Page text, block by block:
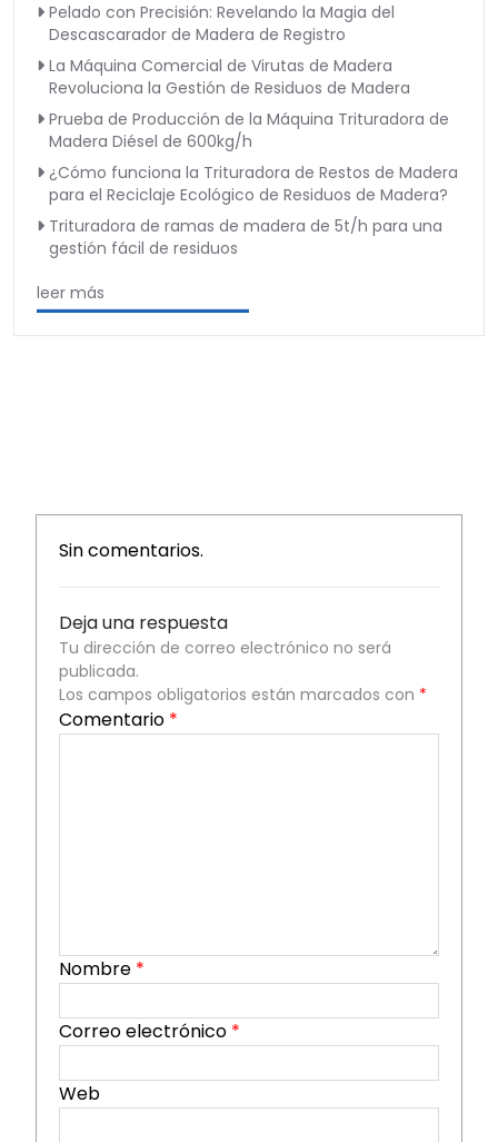
Pelado con Precisión: Revelando la Magia del
Descascarador de Madera de Registro
La Máquina Comercial de Virutas de Madera
Revoluciona la Gestión de Residuos de Madera
Prueba de Producción de la Máquina Trituradora de
Madera Diésel de 600kg/h
¿Cómo funciona la Trituradora de Restos de Madera
para el Reciclaje Ecológico de Residuos de Madera?
Trituradora de ramas de madera de 5t/h para una
gestión fácil de residuos
leer más
Sin comentarios.
Deja una respuesta
Tu dirección de correo electrónico no será
publicada.
Los campos obligatorios están marcados con *
Comentario *
Nombre *
Correo electrónico *
Web